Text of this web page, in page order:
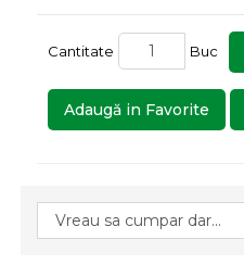
Cantitate Buc
Adaugă in Favorite